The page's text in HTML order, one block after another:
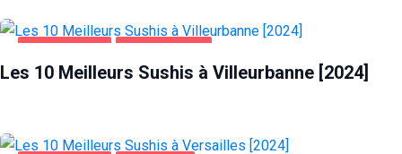
ALIMENTATION VILLEURBANNE
Les 10 Meilleurs Sushis à Villeurbanne [2024]